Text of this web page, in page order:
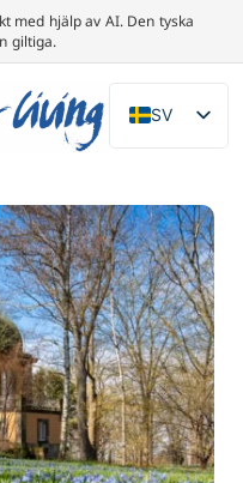
med hjälp av AI. Den tyska
giltiga.
SV
DE
NL
PL
ES
IT
DA
FR
PT